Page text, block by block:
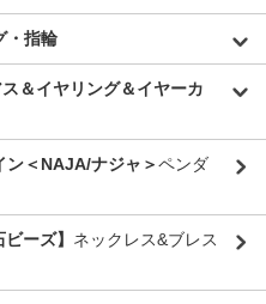
・指輪
＆イヤリング＆イヤーカ
ン＜NAJA/ナジャ＞ペンダ
ーズ】 ネックレス&ブレス